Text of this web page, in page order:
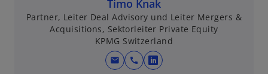
Timo Knak
Partner, Leiter Deal Advisory und Leiter Mergers &
Acquisitions, Sektorleiter Private Equity
KPMG Switzerland
mail call
w